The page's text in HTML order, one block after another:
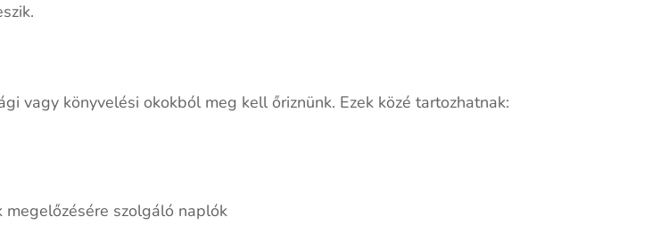
vagy könyvelési okokból meg kell őriznünk. Ezek közé tartozhatnak:
megelőzésére szolgáló naplók